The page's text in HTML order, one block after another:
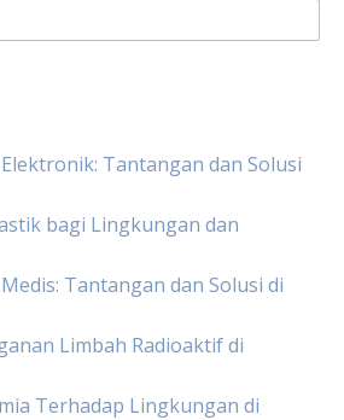
Tantangan dan Solusi
bagi Lingkungan dan
Tantangan dan Solusi di
Limbah Radioaktif di
Terhadap Lingkungan di